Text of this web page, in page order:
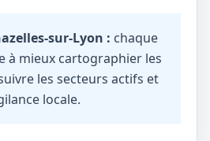
sur-Lyon : chaque
à mieux cartographier les
les secteurs actifs et
locale.